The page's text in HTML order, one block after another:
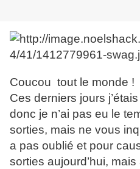
Coucou tout le monde !
Ces derniers jours
donc je n’ai pas eu le
sorties, mais ne vous
a pas oublié et pour
sorties aujourd’hui,